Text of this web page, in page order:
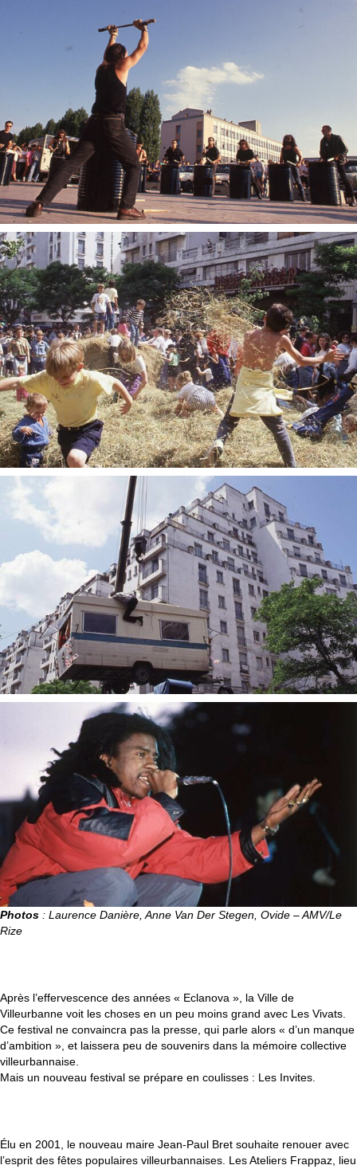
Photos : Laurence Danière, Anne Van Der Stegen, Ovide – AMV/Le
Rize
Après l’effervescence des années « Eclanova », la Ville de
Villeurbanne voit les choses en un peu moins grand avec Les Vivats.
Ce festival ne convaincra pas la presse, qui parle alors « d’un manque
d’ambition », et laissera peu de souvenirs dans la mémoire collective
villeurbannaise.
Mais un nouveau festival se prépare en coulisses : Les Invites.
Élu en 2001, le nouveau maire Jean-Paul Bret souhaite renouer avec
l’esprit des fêtes populaires villeurbannaises. Les Ateliers Frappaz, lieu